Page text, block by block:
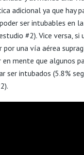
adicional ya que hay
ser intubables en
#2). Vice versa, si
por una vía aérea
en mente que algunos
ser intubados (5.8%